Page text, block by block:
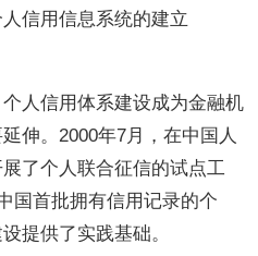
信用信息系统的建立
人信用体系建设成为金融机
伸。2000年7月，在中国人
了个人联合征信的试点工
国首批拥有信用记录的个
提供了实践基础。